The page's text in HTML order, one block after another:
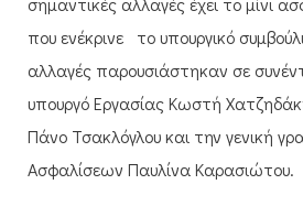
που ενέκρινε το υπουργικό
αλλαγές παρουσιάστηκαν σε
υπουργό Εργασίας Κωστή
Πάνο Τσακλόγλου και την γενική
Ασφαλίσεων Παυλίνα Καρασιώτου.